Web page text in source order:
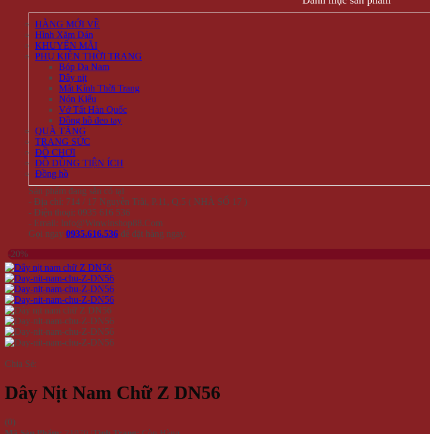
HÀNG MỚI VỀ
Hình Xăm Dán
KHUYẾN MÃI
PHỤ KIỆN THỜI TRANG
Bóp Da Nam
Dây nịt
Mắt Kính Thời Trang
Nón Kiểu
Vớ Tất Hàn Quốc
Đồng hồ đeo tay
QUÀ TẶNG
TRANG SỨC
ĐỒ CHƠI
ĐỒ DÙNG TIỆN ÍCH
Đồng hồ
Sản phẩm đang sẵn có tại
- Địa chỉ: 714 / 17 Nguyễn Trãi, P.11, Q.5 ( NHÀ SỐ 17 )
- Điện thoại: 0935 616 536
- Email: Info@Winwinshop88.Com
Gọi ngay 0935.616.536 để đặt hàng ngay.
-20%
Chia Sẻ:
Dây Nịt Nam Chữ Z DN56
(0)